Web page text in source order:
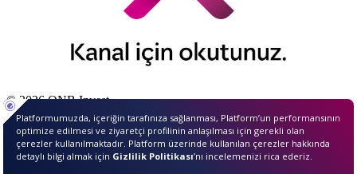
© 2026 QNB Invest,
QNBiştirakidir.